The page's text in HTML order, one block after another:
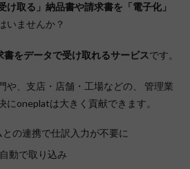
受け取る」納品書や請求書を「電子化」
いませんか？
書をデータで受け取れるサービスです。
や、支店・店舗・工場などの、 管理業
にoneplatは大きく貢献できます。
の連携で仕訳入力が不要に
動で取り込み